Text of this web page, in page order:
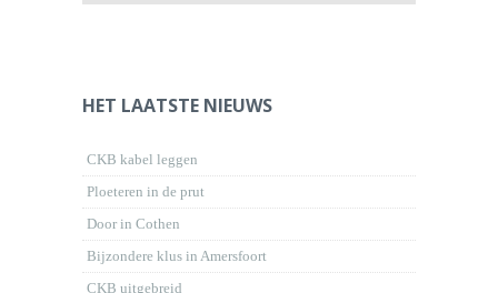
HET LAATSTE NIEUWS
CKB kabel leggen
Ploeteren in de prut
Door in Cothen
Bijzondere klus in Amersfoort
CKB uitgebreid